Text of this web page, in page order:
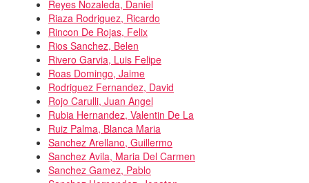
Reyes Nozaleda, Daniel
Riaza Rodriguez, Ricardo
Rincon De Rojas, Felix
Rios Sanchez, Belen
Rivero Garvia, Luis Felipe
Roas Domingo, Jaime
Rodriguez Fernandez, David
Rojo Carulli, Juan Angel
Rubia Hernandez, Valentin De La
Ruiz Palma, Blanca Maria
Sanchez Arellano, Guillermo
Sanchez Avila, Maria Del Carmen
Sanchez Gamez, Pablo